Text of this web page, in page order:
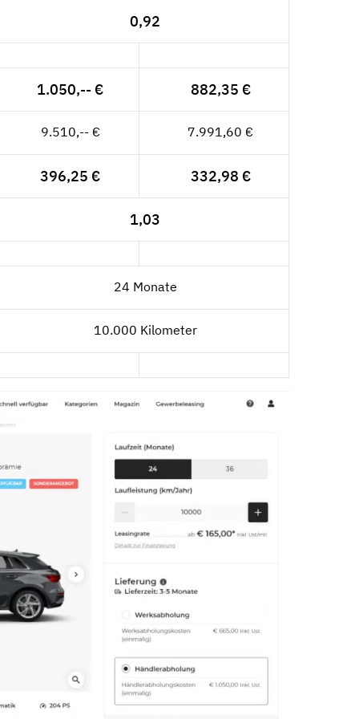
0,92
1.050,-- € 882,35 €
9.510,-- € 7.991,60 €
396,25 € 332,98 €
1,03
24 Monate
10.000 Kilometer